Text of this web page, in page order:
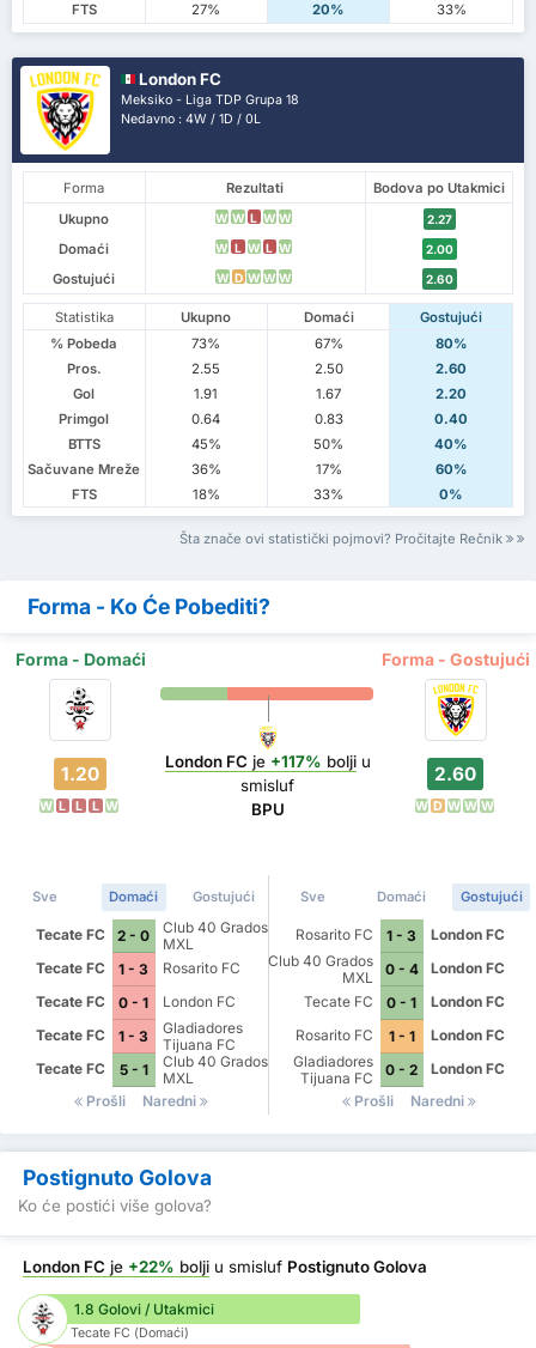
FTS
27% 20% 33%
London FC
Meksiko - Liga TDP Grupa 18
Nedavno : 4W / 1D / 0L
Forma Rezultati
Bodova po Utakmici
Ukupno
W W L W W 2.27
Domaći W L W L W 2.00
Gostujući W D W W W 2.60
Statistika Ukupno Domaći
Gostujući
% Pobeda
73% 67%
80%
Pros.
2.55 2.50
2.60
Gol
1.91 1.67
2.20
Primgol
0.64 0.83
0.40
BTTS
45% 50%
40%
Sačuvane Mreže
36% 17%
60%
FTS
18% 33% 0%
Šta znače ovi statistički pojmovi? Pročitajte Rečnik
Forma - Ko Će Pobediti?
Forma - Domaći Forma - Gostujući
1.20
W L L L W
London FC je +117% boljiu
smisluf
BPU
2.60
W D W W W
Sve Domaći Gostujući
Tecate FC 2 - 0
Club 40 Grados
MXL
Tecate FC
1 - 3
Rosarito FC
Tecate FC
0 - 1
London FC
Tecate FC
1 - 3
Gladiadores
Tijuana FC
Tecate FC
5 - 1
Club 40 Grados
MXL
Prošli
Naredni
Sve Domaći Gostujući
Rosarito FC 1 - 3
London FC
Club 40 Grados
MXL
0 - 4
London FC
Tecate FC
0 - 1
London FC
Rosarito FC
1 - 1
London FC
Gladiadores
Tijuana FC
0 - 2
London FC
Prošli
Naredni
Postignuto Golova
Ko će postići više golova?
London FC je +22% bolji u smisluf Postignuto Golova
1.8 Golovi / Utakmici
Tecate FC (Domaći)